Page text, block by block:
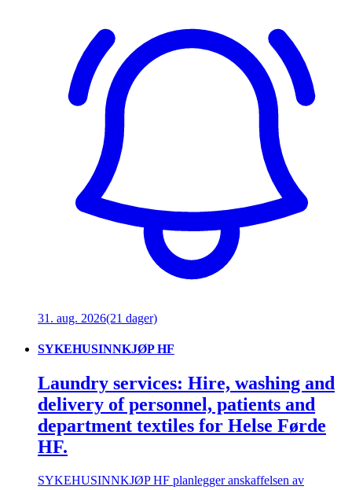
31. aug. 2026(21 dager)
SYKEHUSINNKJØP HF
Laundry services: Hire, washing and
delivery of personnel, patients and
department textiles for Helse Førde
HF.
SYKEHUSINNKJØP HF planlegger anskaffelsen av